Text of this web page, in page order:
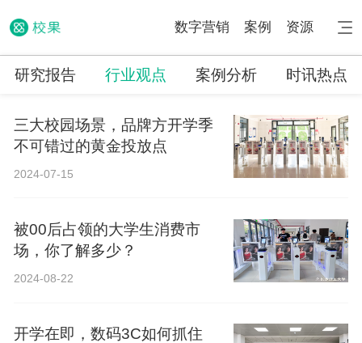
数字营销 案例 资源
研究报告 行业观点 案例分析 时讯热点
三大校园场景，品牌方开学季
不可错过的黄金投放点
2024-07-15
被00后占领的大学生消费市
场，你了解多少？
2024-08-22
开学在即，数码3C如何抓住